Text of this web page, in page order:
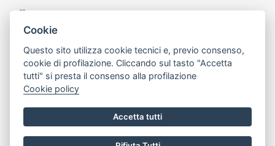
Officina
Cookie
Questo sito utilizza cookie tecnici e, previo consenso,
cookie di profilazione. Cliccando sul tasto "Accetta
tutti" si presta il consenso alla profilazione
Cookie policy
Accetta tutti